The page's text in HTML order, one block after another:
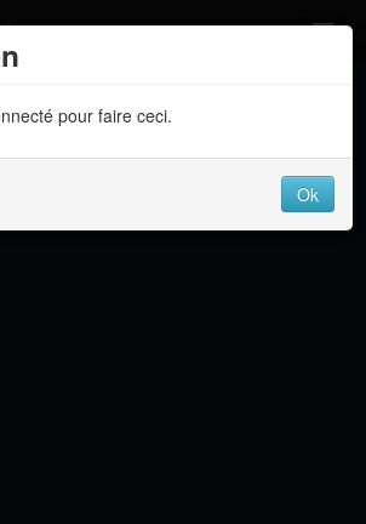
pour faire ceci.
Ok